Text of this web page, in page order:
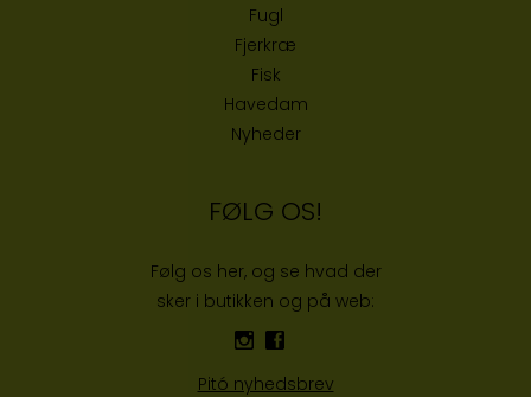
Fugl
Fjerkræ
Fisk
Havedam
Nyheder
FØLG OS!
Følg os her, og se hvad der
sker i butikken og på web:
Pitó nyhedsbrev